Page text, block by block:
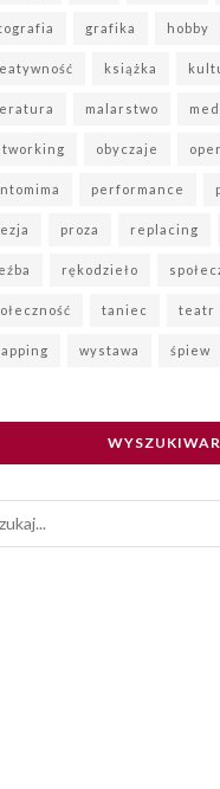
grafika hobby
książka
malarstwo
obyczaje
performance
proza replacing
rękodzieło
taniec teatr
wystawa śpiew